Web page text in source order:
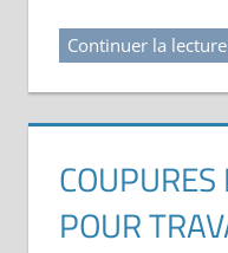
Continuer la lecture
POUR